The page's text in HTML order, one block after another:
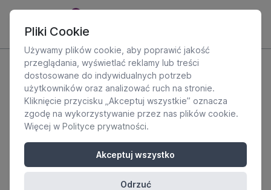
Pliki Cookie
Używamy plików cookie, aby poprawić jakość
przeglądania, wyświetlać reklamy lub treści
dostosowane do indywidualnych potrzeb
użytkowników oraz analizować ruch na stronie.
Kliknięcie przycisku „Akceptuj wszystkie” oznacza
zgodę na wykorzystywanie przez nas plików cookie.
Więcej w Polityce prywatności.
Akceptuj wszystko
Odrzuć